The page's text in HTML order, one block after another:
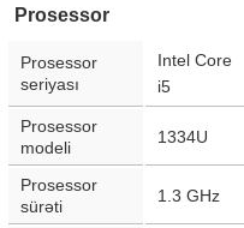
Prosessor
Prosessor
seriyası
Intel Core
i5
Prosessor
modeli
1334U
Prosessor
sürəti
1.3 GHz